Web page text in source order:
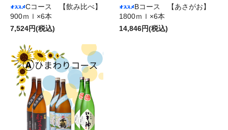
Cコース 【飲み比べ】
900ｍｌ×6本
7,524円(税込)
Bコース 【あさがお】
1800ｍｌ×6本
14,846円(税込)